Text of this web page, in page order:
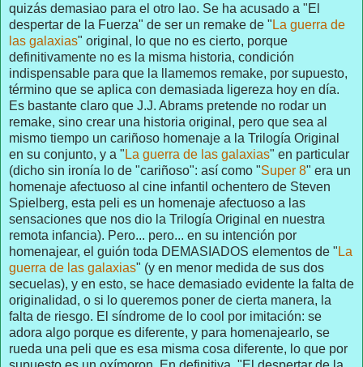
quizás demasiao para el otro lao. Se ha acusado a "El
despertar de la Fuerza" de ser un remake de " La guerra de
las galaxias" original, lo que no es cierto, porque
definitivamente no es la misma historia, condición
indispensable para que la llamemos remake, por supuesto,
término que se aplica con demasiada ligereza hoy en día.
Es bastante claro que J.J. Abrams pretende no rodar un
remake, sino crear una historia original, pero que sea al
mismo tiempo un cariñoso homenaje a la Trilogía Original
en su conjunto, y a " La guerra de las galaxias" en particular
(dicho sin ironía lo de "cariñoso": así como "Super 8" era un
homenaje afectuoso al cine infantil ochentero de Steven
Spielberg, esta peli es un homenaje afectuoso a las
sensaciones que nos dio la Trilogía Original en nuestra
remota infancia). Pero... pero... en su intención por
homenajear, el guión toda DEMASIADOS elementos de " La
guerra de las galaxias" (y en menor medida de sus dos
secuelas), y en esto, se hace demasiado evidente la falta de
originalidad, o si lo queremos poner de cierta manera, la
falta de riesgo. El síndrome de lo cool por imitación: se
adora algo porque es diferente, y para homenajearlo, se
rueda una peli que es esa misma cosa diferente, lo que por